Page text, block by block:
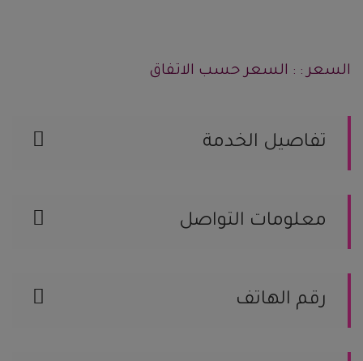
السعر : : السعر حسب الاتفاق
تفاصيل الخدمة
معلومات التواصل
الموقع على الخريطة
رقم الهاتف